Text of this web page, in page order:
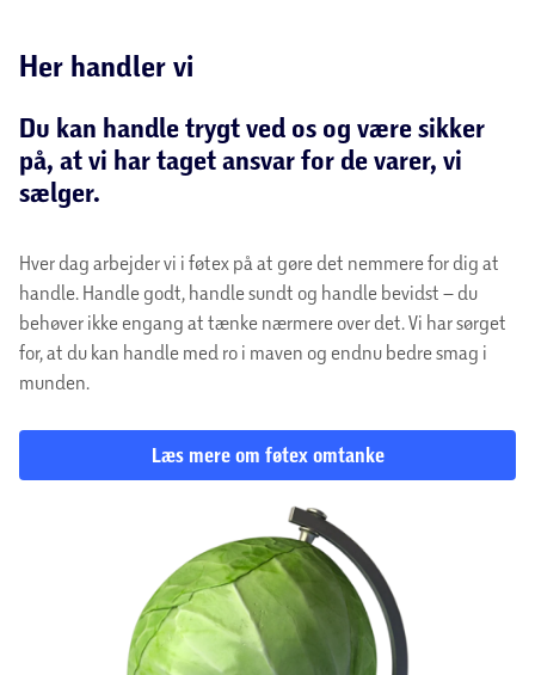
Her handler vi
Du kan handle trygt ved os og være sikker
på, at vi har taget ansvar for de varer, vi
sælger.
Hver dag arbejder vi i føtex på at gøre det nemmere for dig at
handle. Handle godt, handle sundt og handle bevidst – du
behøver ikke engang at tænke nærmere over det. Vi har sørget
for, at du kan handle med ro i maven og endnu bedre smag i
munden.
Læs mere om føtex omtanke